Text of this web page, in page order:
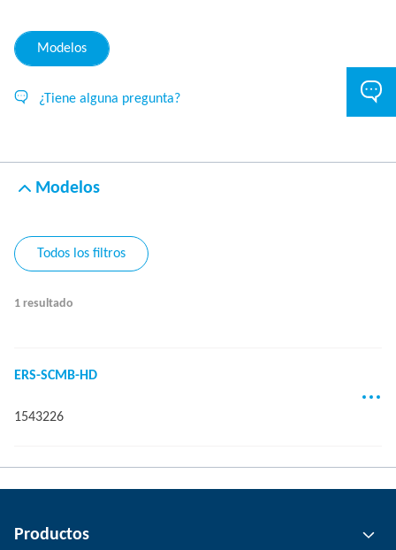
Modelos
¿Tiene alguna pregunta?
Modelos
Todos los filtros
1 resultado
ERS-SCMB-HD
1543226
Productos